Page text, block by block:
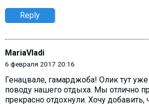
Reply
MariaVladi
6 февраля 2017 20:16
Генацвале, гамарджоба! Олик тут уже
поводу нашего отдыха. Мы отлично
прекрасно отдохнули. Хочу добавить,